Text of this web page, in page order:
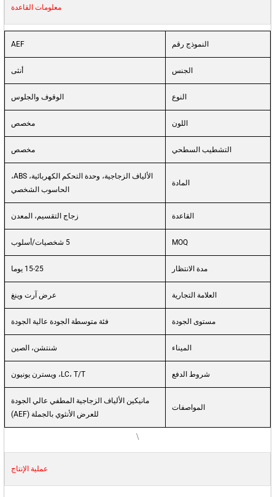
معلومات القاعدة
النموذج رقم AEF
الجنس أنثى
النوع الوقوف والجلوس
اللون مخصص
التشطيب السطحي مخصص
المادة
الألياف الزجاجية، وحدة التحكم الكهربائية، ABS،
الحاسوب الشخصي
القاعدة زجاج التقسيم، المعدن
MOQ 5 شخصيات/أسلوب
مدة الانتظار 15-25 يوما
العلامة التجارية عرض آرت وينغ
مستوى الجودة فئة متوسطة الجودة عالية الجودة
الميناء شنتشن، الصين
شروط الدفع LC، T/T، ويسترن يونيون
المواصفات
مانيكين الألياف الزجاجية المطفي عالي الجودة
للعرض الأنثوي بالجملة (AEF)
\
عملية الإنتاج